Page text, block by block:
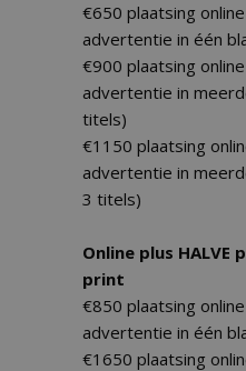
€650 plaatsing
advertentie in één
€900 plaatsing
advertentie in
titels)
€1150 plaatsing
advertentie in
3 titels)
Online plus
print
€850 plaatsing
advertentie in één
€1650 plaatsing